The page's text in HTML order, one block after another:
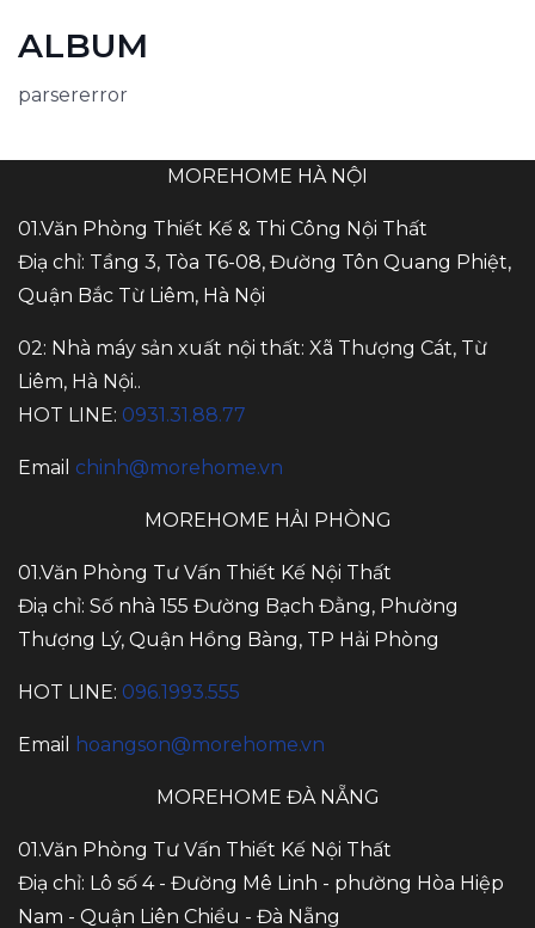
ALBUM
parsererror
MOREHOME HÀ NỘI
01.Văn Phòng Thiết Kế & Thi Công Nội Thất
Điạ chỉ: Tầng 3, Tòa T6-08, Đường Tôn Quang Phiệt,
Quận Bắc Từ Liêm, Hà Nội
02: Nhà máy sản xuất nội thất: Xã Thượng Cát, Từ
Liêm, Hà Nội..
HOT LINE: 0931.31.88.77
Email chinh@morehome.vn
MOREHOME HẢI PHÒNG
01.Văn Phòng Tư Vấn Thiết Kế Nội Thất
Điạ chỉ: Số nhà 155 Đường Bạch Đằng, Phường
Thượng Lý, Quận Hồng Bàng, TP Hải Phòng
HOT LINE: 096.1993.555
Email hoangson@morehome.vn
MOREHOME ĐÀ NẴNG
01.Văn Phòng Tư Vấn Thiết Kế Nội Thất
Điạ chỉ: Lô số 4 - Đường Mê Linh - phường Hòa Hiệp
Nam - Quận Liên Chiểu - Đà Nẵng